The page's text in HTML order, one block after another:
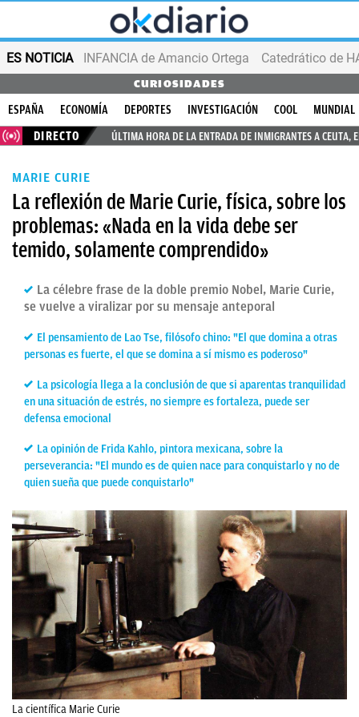
ES NOTICIA INFANCIA de Amancio Ortega
CURIOSIDADES
ESPAÑA ECONOMÍA DEPORTES INVESTIGACIÓN COOL
MUNDIAL
DIRECTO
ÚLTIMA HORA DE LA ENTRADA DE INMIGRANTES A CEUTA,
MARIE CURIE
La reflexión de Marie Curie, física, sobre los
problemas: «Nada en la vida debe ser
temido, solamente comprendido»
La célebre frase de la doble premio Nobel, Marie Curie,
se vuelve a viralizar por su mensaje anteporal
El pensamiento de Lao Tse, filósofo chino: "El que domina a otras
personas es fuerte, el que se domina a sí mismo es poderoso"
La psicología llega a la conclusión de que si aparentas tranquilidad
en una situación de estrés, no siempre es fortaleza, puede ser
defensa emocional
La opinión de Frida Kahlo, pintora mexicana, sobre la
perseverancia: "El mundo es de quien nace para conquistarlo y no de
quien sueña que puede conquistarlo"
La científica Marie Curie